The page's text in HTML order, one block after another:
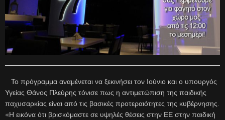
Το πρόγραμμα αναμένεται να ξεκινήσει τον Ιούνιο και ο υπουργός
Υγείας Θάνος Πλεύρης τόνισε πως η αντιμετώπιση της παιδικής
παχυσαρκίας είναι από τις βασικές προτεραιότητες της κυβέρνησης.
«Η εικόνα ότι βρισκόμαστε σε υψηλές θέσεις στην ΕΕ στην παιδική